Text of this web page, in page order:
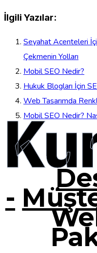
İlgili Yazılar:
Seyahat Acenteleri
Çekmenin Yolları
Mobil SEO Nedir?
Hukuk Blogları İçin
Web Tasarımda
Mobil SEO Nedir?
-